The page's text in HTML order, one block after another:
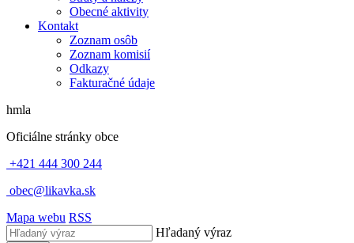
Obecné aktivity
Kontakt
Zoznam osôb
Zoznam komisií
Odkazy
Fakturačné údaje
hmla
Oficiálne stránky obce
+421 444 300 244
obec@likavka.sk
Mapa webu RSS
Hľadaný výraz